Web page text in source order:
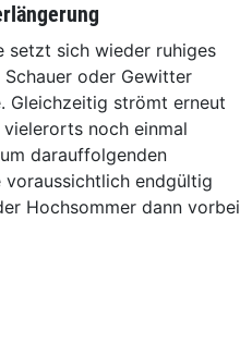
setzt sich wieder ruhiges
oder Gewitter
Gleichzeitig strömt erneut
noch einmal
darauffolgenden
endgültig
Hochsommer dann vorbei